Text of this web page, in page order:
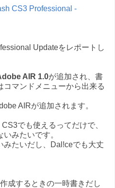
CS3 Professional -
Updateをレポートし
AIR 1.0が追加され、書
コマンドメニューから出来る
AIRが追加されます。
でも使えるってだけで、
みたいです。
みたいだし、Dal!ceでも大丈
成するときの一時書きだし